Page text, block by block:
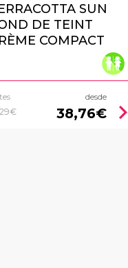
SUN
DE TEINT
COMPACT
desde
38,76€